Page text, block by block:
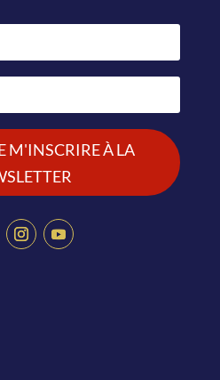
M'INSCRIRE À LA